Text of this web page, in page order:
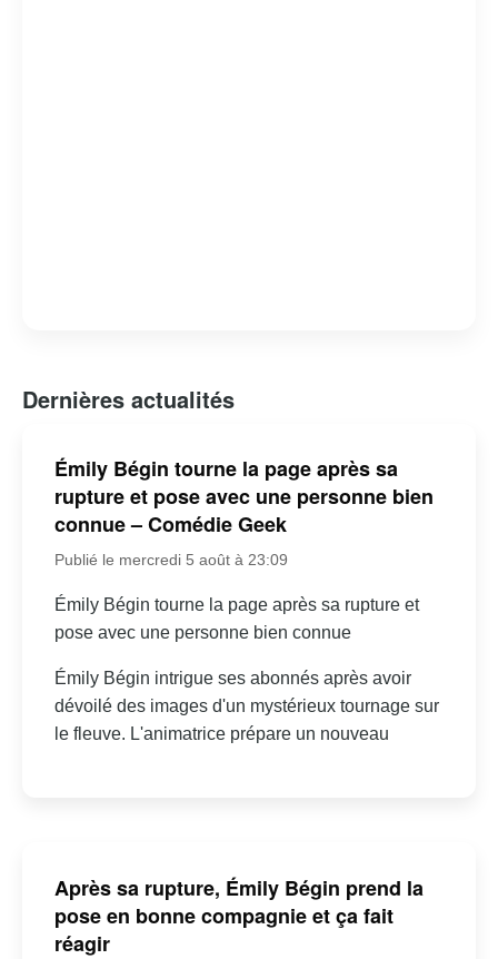
Dernières actualités
Émily Bégin tourne la page après sa
rupture et pose avec une personne bien
connue – Comédie Geek
Publié le mercredi 5 août à 23:09
Émily Bégin tourne la page après sa rupture et
pose avec une personne bien connue
Émily Bégin intrigue ses abonnés après avoir
dévoilé des images d'un mystérieux tournage sur
le fleuve. L'animatrice prépare un nouveau
Après sa rupture, Émily Bégin prend la
pose en bonne compagnie et ça fait
réagir